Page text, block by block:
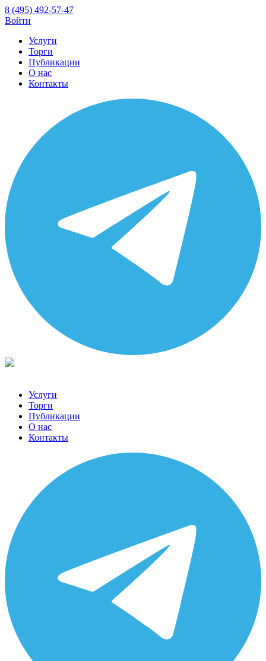
8 (495) 492-57-47
Войти
Услуги
Торги
Публикации
О нас
Контакты
Услуги
Торги
Публикации
О нас
Контакты